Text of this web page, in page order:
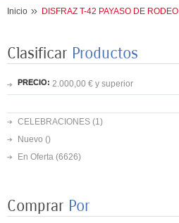
Inicio DISFRAZ T-42 PAYASO DE RODEO
Clasificar Productos
PRECIO: 2.000,00 € y superior
CELEBRACIONES (1)
Nuevo ()
En Oferta (6626)
Comprar Por
3,50 €